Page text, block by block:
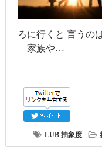
ろに行くと 言うの
家族や…
LUB 抽象度